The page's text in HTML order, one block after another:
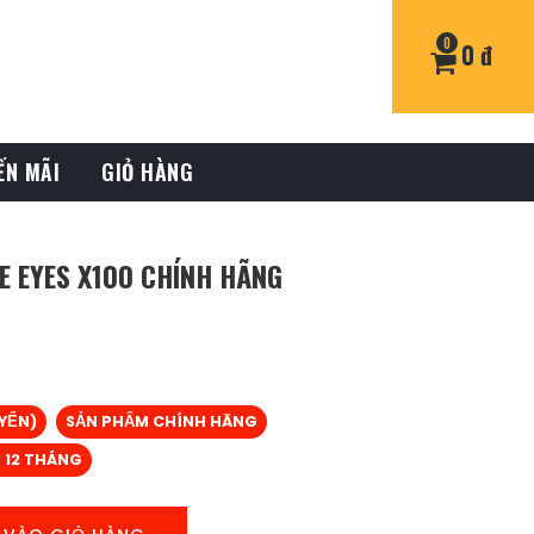
0 0 đ
MÃI GIỎ HÀNG
EYES X100 CHÍNH HÃNG
SẢN PHẨM CHÍNH HÃNG
THÁNG